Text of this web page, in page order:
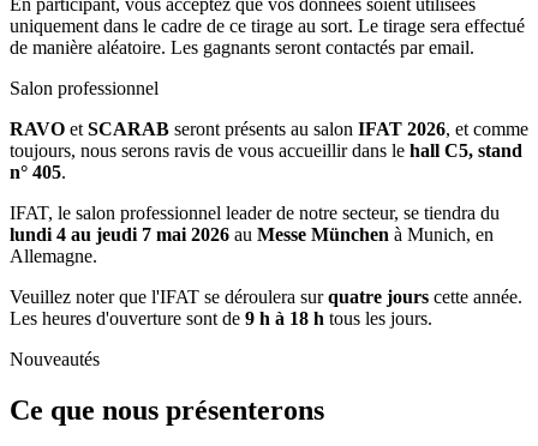
uniquement dans le cadre de ce tirage au sort. Le tirage sera effectué
de manière aléatoire. Les gagnants seront contactés par email.
Salon professionnel
RAVO et SCARAB seront présents au salon IFAT 2026, et comme
toujours, nous serons ravis de vous accueillir dans le hall C5, stand
n° 405.
IFAT, le salon professionnel leader de notre secteur, se tiendra du
lundi 4 au jeudi 7 mai 2026 au Messe München à Munich, en
Allemagne.
Veuillez noter que l'IFAT se déroulera surquatre jours cette année.
Les heures d'ouverture sont de 9 h à 18 h tous les jours.
Nouveautés
Ce que nous présenterons